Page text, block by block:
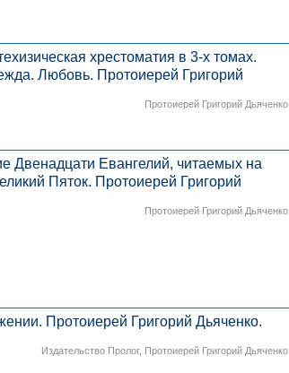
хрестоматия в 3-х томах.
Любовь. Протоиерей Григорий
Протоиерей Григорий Дьяченко
Двенадцати Евангелий, читаемых на
Пяток. Протоиерей Григорий
Протоиерей Григорий Дьяченко
Протоиерей Григорий Дьяченко.
Издательство Пролог, Протоиерей Григорий Дьяченко